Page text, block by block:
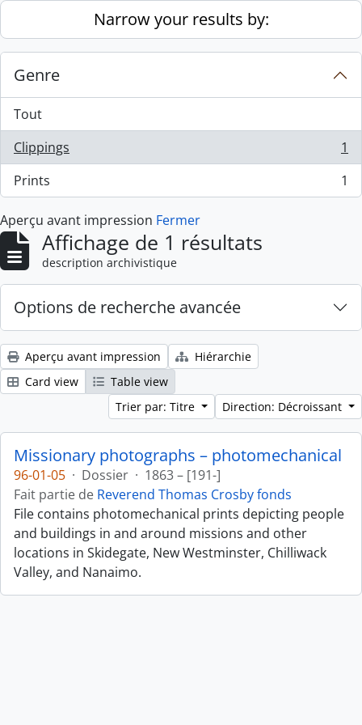
Skip to main contentNarrow your results by:
Genre
Tout
Clippings
, 1 résultats
1
Prints
, 1 résultats 1
Aperçu avant impression Fermer
Affichage de 1 résultats
description archivistique
Options de recherche avancée
Aperçu avant impression
Hiérarchie
Card view
Table view
Trier par: Titre
Direction: Décroissant
Missionary photographs – photomechanical
96-01-05 · Dossier · 1863 – [191-]
Fait partie de Reverend Thomas Crosby fonds
File contains photomechanical prints depicting people
and buildings in and around missions and other
locations in Skidegate, New Westminster, Chilliwack
Valley, and Nanaimo.